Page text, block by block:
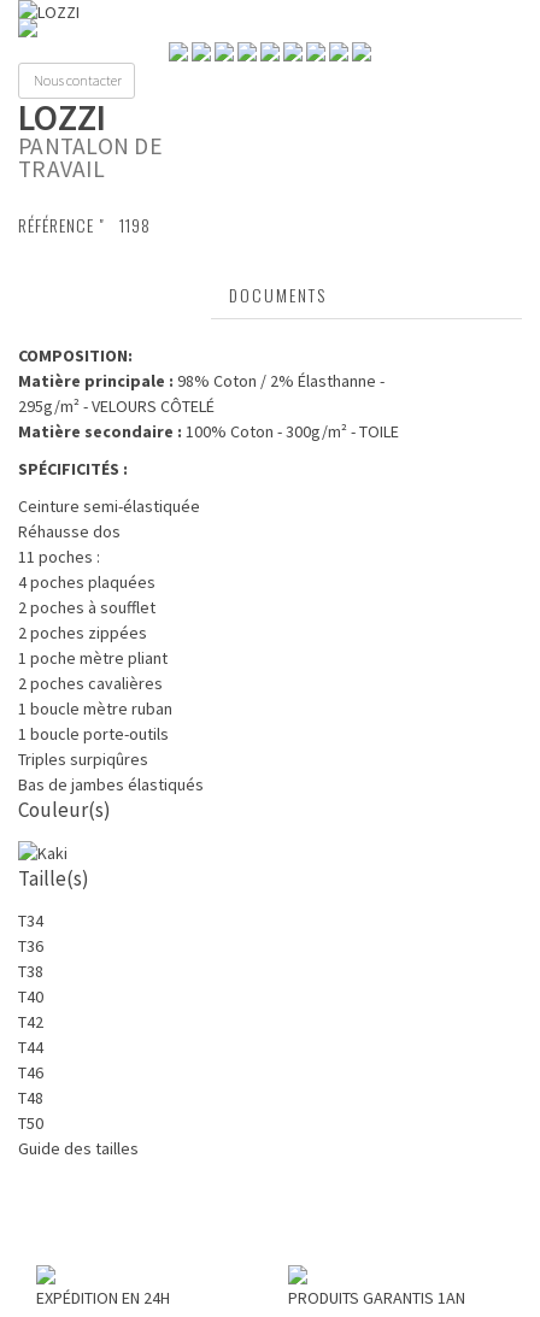
Nous contacter
LOZZI
PANTALON DE
TRAVAIL
RÉFÉRENCE " 1198
DOCUMENTS
COMPOSITION:
Matière principale : 98% Coton / 2% Élasthanne -
295g/m² - VELOURS CÔTELÉ
Matière secondaire : 100% Coton - 300g/m² - TOILE
SPÉCIFICITÉS :
Ceinture semi-élastiquée
Réhausse dos
11 poches :
4 poches plaquées
2 poches à soufflet
2 poches zippées
1 poche mètre pliant
2 poches cavalières
1 boucle mètre ruban
1 boucle porte-outils
Triples surpiqûres
Bas de jambes élastiqués
Couleur(s)
Taille(s)
T34
T36
T38
T40
T42
T44
T46
T48
T50
Guide des tailles
EXPÉDITION EN 24H PRODUITS GARANTIS 1AN